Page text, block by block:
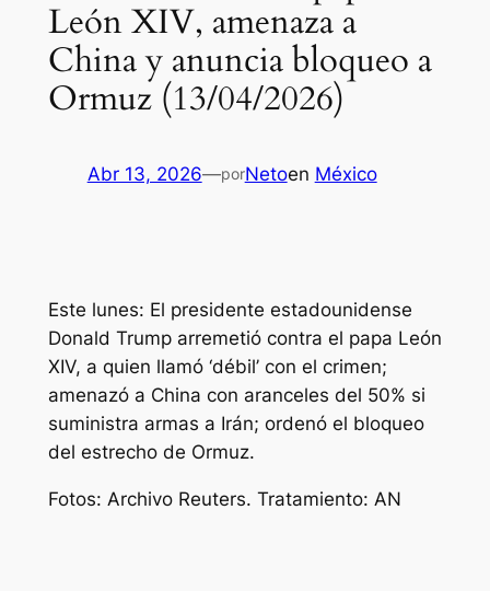
León XIV, amenaza a
China y anuncia bloqueo a
Ormuz (13/04/2026)
Abr 13, 2026—porNetoen México
Este lunes: El presidente estadounidense
Donald Trump arremetió contra el papa León
XIV, a quien llamó ‘débil’ con el crimen;
amenazó a China con aranceles del 50% si
suministra armas a Irán; ordenó el bloqueo
del estrecho de Ormuz.
Fotos: Archivo Reuters. Tratamiento: AN